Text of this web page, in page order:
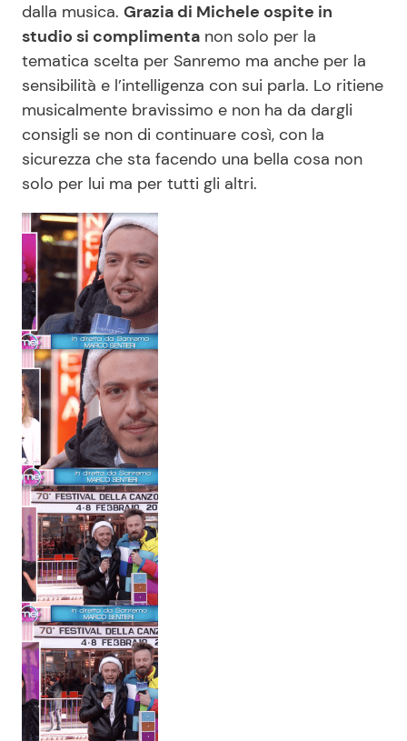
dalla musica. Grazia di Michele ospite in
studio si complimenta non solo per la
tematica scelta per Sanremo ma anche per la
sensibilità e l’intelligenza con sui parla. Lo ritiene
musicalmente bravissimo e non ha da dargli
consigli se non di continuare così, con la
sicurezza che sta facendo una bella cosa non
solo per lui ma per tutti gli altri.